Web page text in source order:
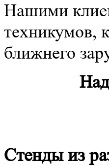
Нашими
техникумов,
ближнего
Стенды из